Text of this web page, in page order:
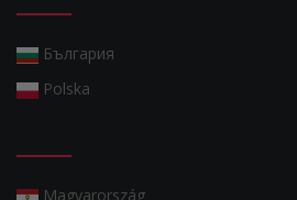
България
Polska
Magyarország